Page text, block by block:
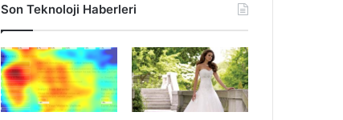
Son Teknoloji Haberleri